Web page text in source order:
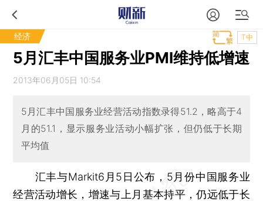
经济 T中
5月汇丰中国服务业PMI维持低增速
2013年06月05日 10:54
5月汇丰中国服务业经营活动指数录得51.2，略高于4
月的51.1，显示服务业活动小幅扩张，但仍低于长期
平均值
汇丰与Markit6月5日公布，5月份中国服务业
经营活动增长，增速与上月基本持平，仍远低于长